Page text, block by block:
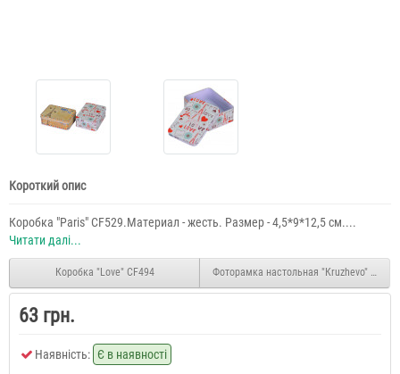
Короткий опис
Коробка "Paris" CF529.Материал - жесть. Размер - 4,5*9*12,5 см....
Читати далі...
Коробка "Love" CF494 Фоторамка настольная "Кruzhevo"
63 грн.
Наявність: Є в наявності